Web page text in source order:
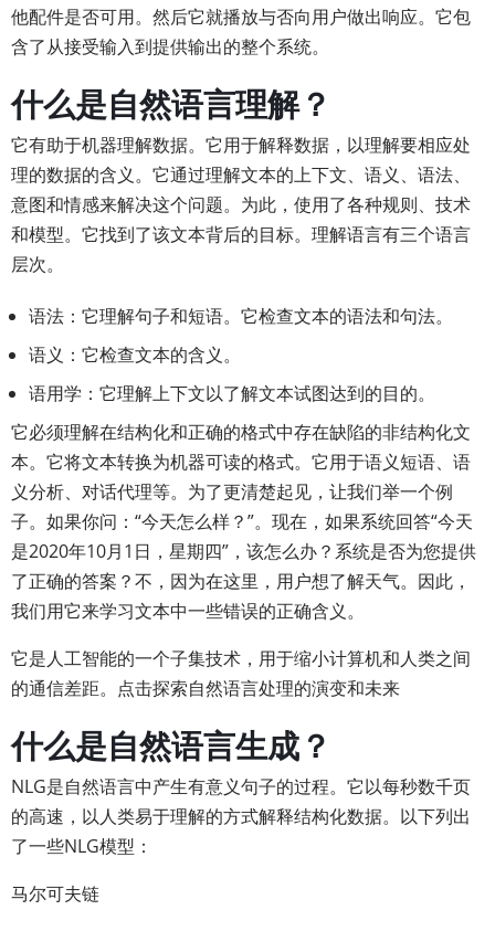
他配件是否可用。然后它就播放与否向用户做出响应。它包
含了从接受输入到提供输出的整个系统。
什么是自然语言理解？
它有助于机器理解数据。它用于解释数据，以理解要相应处
理的数据的含义。它通过理解文本的上下文、语义、语法、
意图和情感来解决这个问题。为此，使用了各种规则、技术
和模型。它找到了该文本背后的目标。理解语言有三个语言
层次。
语法：它理解句子和短语。它检查文本的语法和句法。
语义：它检查文本的含义。
语用学：它理解上下文以了解文本试图达到的目的。
它必须理解在结构化和正确的格式中存在缺陷的非结构化文
本。它将文本转换为机器可读的格式。它用于语义短语、语
义分析、对话代理等。为了更清楚起见，让我们举一个例
子。如果你问：“今天怎么样？”。现在，如果系统回答“今天
是2020年10月1日，星期四”，该怎么办？系统是否为您提供
了正确的答案？不，因为在这里，用户想了解天气。因此，
我们用它来学习文本中一些错误的正确含义。
它是人工智能的一个子集技术，用于缩小计算机和人类之间
的通信差距。点击探索自然语言处理的演变和未来
什么是自然语言生成？
NLG是自然语言中产生有意义句子的过程。它以每秒数千页
的高速，以人类易于理解的方式解释结构化数据。以下列出
了一些NLG模型：
马尔可夫链